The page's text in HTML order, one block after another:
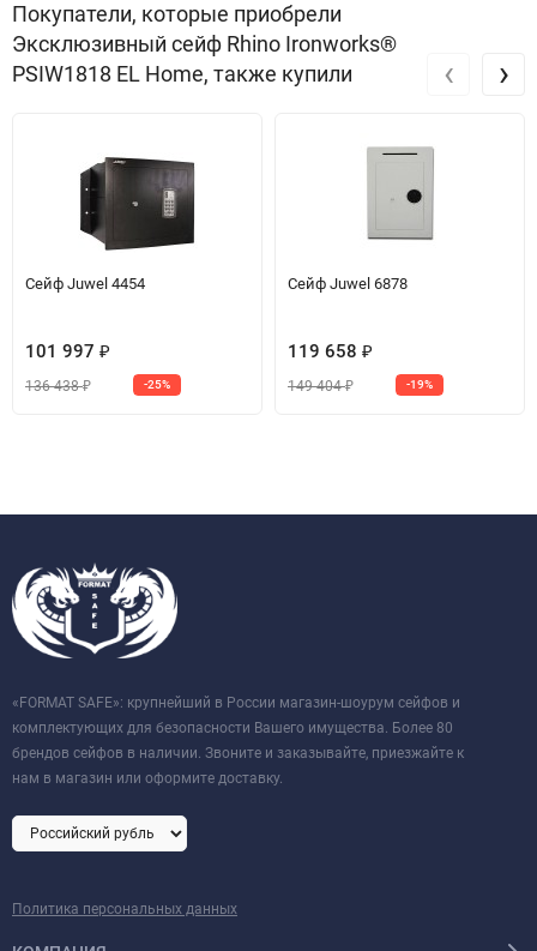
Покупатели, которые приобрели
Эксклюзивный сейф Rhino Ironworks®
PSIW1818 EL Home, также купили
Сейф Juwel 4454
101 997 ₽
136 438₽ -25%
Сейф Juwel 6878
119 658 ₽
149 404₽ -19%
‹ ›
«FORMAT SAFE»: крупнейший в России магазин-шоурум сейфов и
комплектующих для безопасности Вашего имущества. Более 80
брендов сейфов в наличии. Звоните и заказывайте, приезжайте к
нам в магазин или оформите доставку.
Политика персональных данных